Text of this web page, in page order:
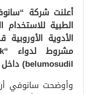
أعلنت شركة
الأدوية
belumosudil) داخل الاتحاد الأوروبي.
وأوضحت سانوفي